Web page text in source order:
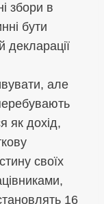
збори в
бути
декларації
але
як дохід,
своїх
16